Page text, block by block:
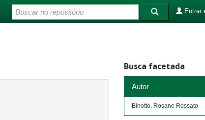
Entrar
Busca facetada
Autor
Binotto, Rosane Rossato